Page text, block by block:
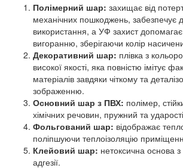
Полімерний шар: захищає від
механічних пошкоджень, забезпечує
використання, а УФ захист допомагає
вигоранню, зберігаючи колір
Декоративний шар: плівка з
високої якості, яка повністю імітує
матеріалів завдяки чіткому та
зображенню.
Основний шар з ПВХ: полімер,
хімічних речовин, пружний та
Фольгований шар: відображає
поліпшуючи теплоізоляцію
Клейовий шар: нетоксична основа
адгезії.